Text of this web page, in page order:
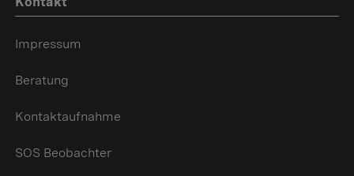
Impressum
Beratung
Kontaktaufnahme
SOS Beobachter